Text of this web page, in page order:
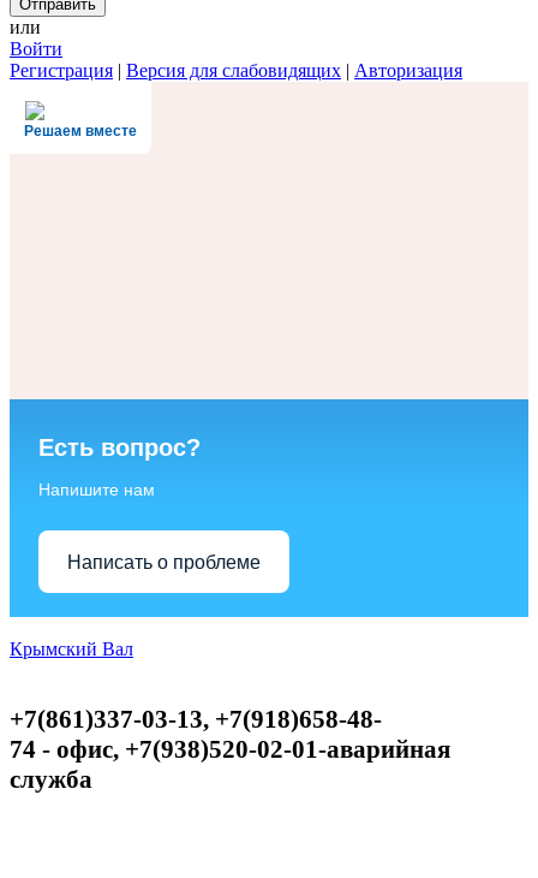
или
Войти
Регистрация | Версия для слабовидящих | Авторизация
Решаем вместе
Есть вопрос?
Напишите нам
Написать о проблеме
Крымский Вал
+7(861)337-03-13, +7(918)658-48-
74 - офис, +7(938)520-02-01-аварийная
служба